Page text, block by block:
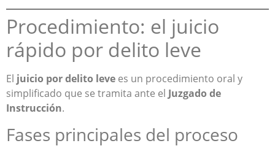
Procedimiento: el juicio
rápido por delito leve
El juicio por delito leve es un procedimiento oral y
simplificado que se tramita ante el Juzgado de
Instrucción.
Fases principales del proceso